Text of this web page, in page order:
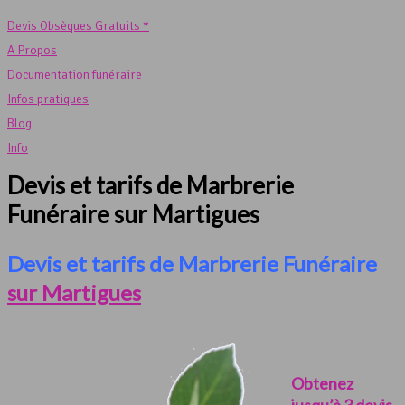
Devis Obsèques Gratuits *
A Propos
Documentation funéraire
Infos pratiques
Blog
Info
Devis et tarifs de Marbrerie
Funéraire sur Martigues
Devis et tarifs de Marbrerie Funéraire
sur Martigues
Obtenez